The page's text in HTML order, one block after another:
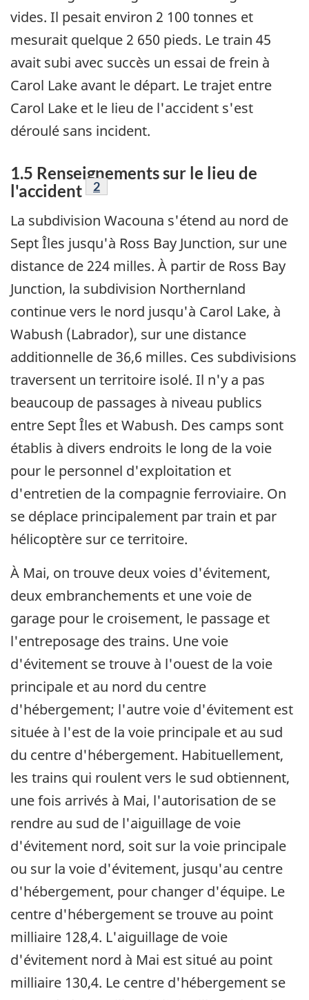
vides. Il pesait environ 2 100 tonnes et
mesurait quelque 2 650 pieds. Le train 45
avait subi avec succès un essai de frein à
Carol Lake avant le départ. Le trajet entre
Carol Lake et le lieu de l'accident s'est
déroulé sans incident.
1.5 Renseignements sur le lieu de
l'accident
Note de bas de page
2
La subdivision Wacouna s'étend au nord de
Sept Îles jusqu'à Ross Bay Junction, sur une
distance de 224 milles. À partir de Ross Bay
Junction, la subdivision Northernland
continue vers le nord jusqu'à Carol Lake, à
Wabush (Labrador), sur une distance
additionnelle de 36,6 milles. Ces subdivisions
traversent un territoire isolé. Il n'y a pas
beaucoup de passages à niveau publics
entre Sept Îles et Wabush. Des camps sont
établis à divers endroits le long de la voie
pour le personnel d'exploitation et
d'entretien de la compagnie ferroviaire. On
se déplace principalement par train et par
hélicoptère sur ce territoire.
À Mai, on trouve deux voies d'évitement,
deux embranchements et une voie de
garage pour le croisement, le passage et
l'entreposage des trains. Une voie
d'évitement se trouve à l'ouest de la voie
principale et au nord du centre
d'hébergement; l'autre voie d'évitement est
située à l'est de la voie principale et au sud
du centre d'hébergement. Habituellement,
les trains qui roulent vers le sud obtiennent,
une fois arrivés à Mai, l'autorisation de se
rendre au sud de l'aiguillage de voie
d'évitement nord, soit sur la voie principale
ou sur la voie d'évitement, jusqu'au centre
d'hébergement, pour changer d'équipe. Le
centre d'hébergement se trouve au point
milliaire 128,4. L'aiguillage de voie
d'évitement nord à Mai est situé au point
milliaire 130,4. Le centre d'hébergement se